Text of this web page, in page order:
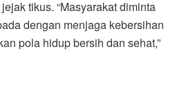
tikus. “Masyarakat diminta
dengan menjaga kebersihan
pola hidup bersih dan sehat,”